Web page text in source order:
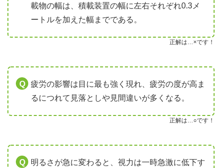
載物の幅は、積載装置の幅に左右それぞれ0.3メ
ートルを加えた幅までである。
正解は…×です！
疲労の影響は目に最も強く現れ、疲労の度が高ま
るにつれて見落としや見間違いが多くなる。
正解は…○です！
明るさが急に変わると、視力は一時急激に低下す